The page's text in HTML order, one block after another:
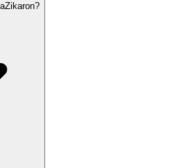
innan, och en två
11 dagen efter, under